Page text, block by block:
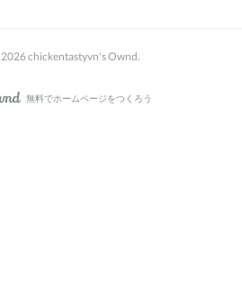
2026chickentastyvn's Ownd.
AmebaOwnd
無料でホームページをつくろう